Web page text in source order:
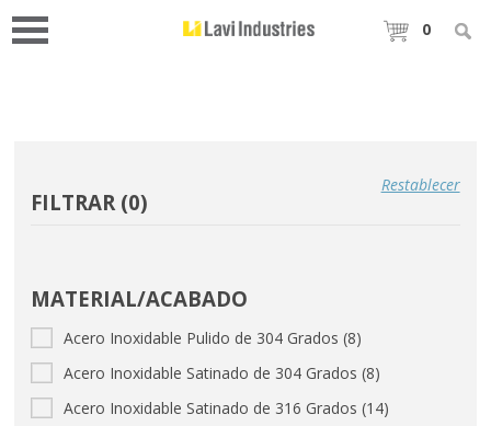
0
FILTRAR (0)
Restablecer
MATERIAL/ACABADO
Acero Inoxidable Pulido de 304 Grados (8)
Acero Inoxidable Satinado de 304 Grados (8)
Acero Inoxidable Satinado de 316 Grados (14)